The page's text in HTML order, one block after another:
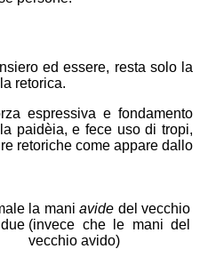
ed essere, resta solo la
retorica.
espressiva e fondamento
paidèia, e fece uso di tropi,
retoriche come appare dallo
la mani avide del vecchio
(invece che le mani del
vecchio avido)